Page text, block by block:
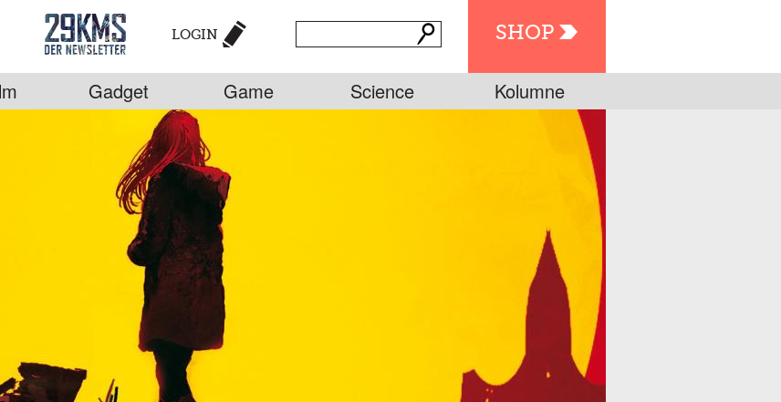
SHOP
LOGIN
Gadget Game Science Kolumne